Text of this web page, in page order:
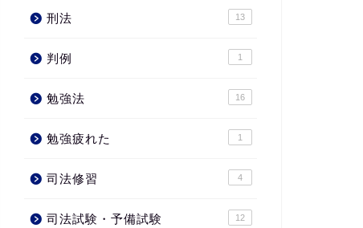
刑法 13
判例 1
勉強法 16
勉強疲れた 1
司法修習 4
司法試験・予備試験 12